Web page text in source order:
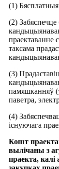
(1)
(2) Забяспечце
праектаванне
таксама
(3)
памяшканняў
паветра,
(4)
існуючага
Кошт
вылічаны з
праекта, калі